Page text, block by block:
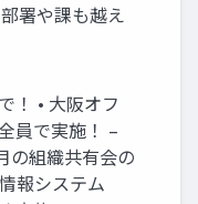
署や課も越え
！ • 大阪オフ
員で実施！ –
の組織共有会の
報システム